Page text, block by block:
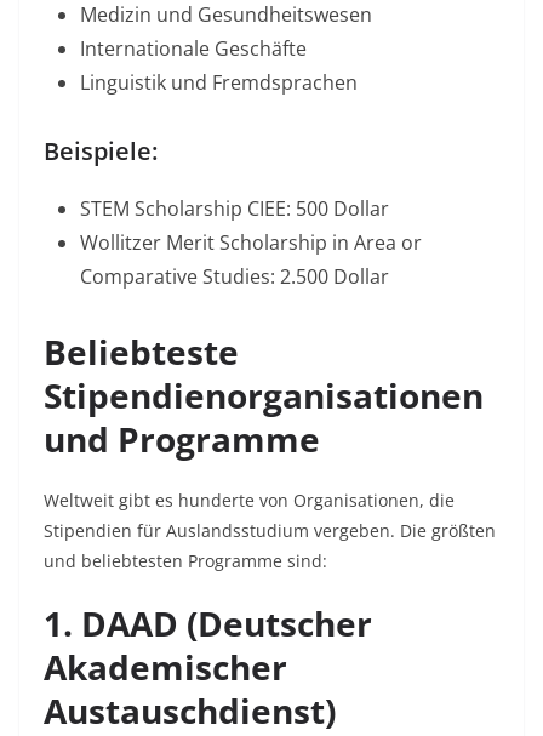
Medizin und Gesundheitswesen
Internationale Geschäfte
Linguistik und Fremdsprachen
Beispiele:
STEM Scholarship CIEE: 500 Dollar​
Wollitzer Merit Scholarship in Area or
Comparative Studies: 2.500 Dollar​
Beliebteste
Stipendienorganisationen
und Programme
Weltweit gibt es hunderte von Organisationen, die
Stipendien für Auslandsstudium vergeben. Die größten
und beliebtesten Programme sind:​
1. DAAD (Deutscher
Akademischer
Austauschdienst)